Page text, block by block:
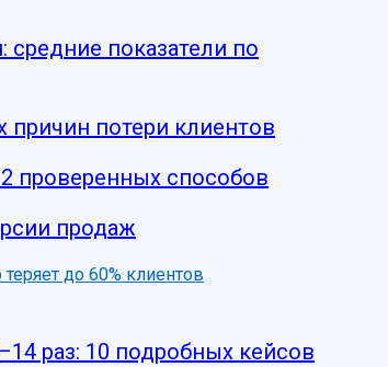
средние показатели по
причин потери клиентов
проверенных способов
продаж
до 60% клиентов
раз: 10 подробных кейсов